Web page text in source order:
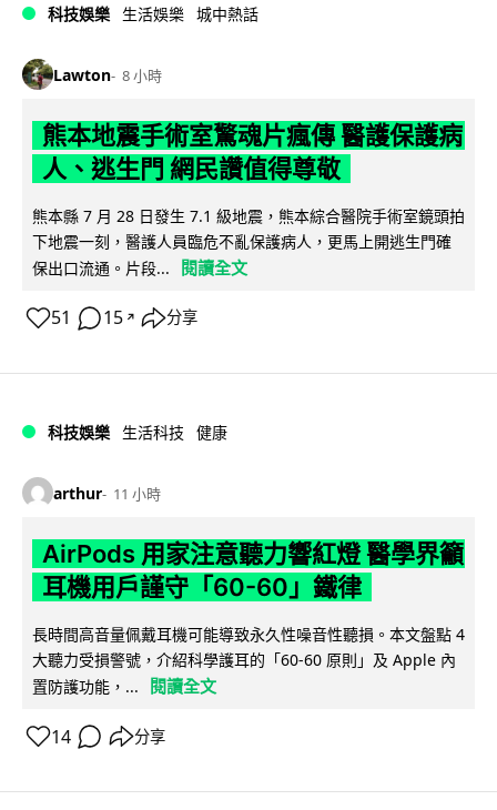
科技娛樂 生活娛樂 城中熱話
Lawton 8 小時
熊本地震手術室驚魂片瘋傳 醫護保護病
人、逃生門 網民讚值得尊敬
熊本縣 7 月 28 日發生 7.1 級地震，熊本綜合醫院手術室鏡頭拍
下地震一刻，醫護人員臨危不亂保護病人，更馬上開逃生門確
保出口流通。片段...
閱讀全文
51 15 ↗ 分享
科技娛樂 生活科技 健康
arthur 11 小時
AirPods 用家注意聽力響紅燈 醫學界籲
耳機用戶謹守「60-60」鐵律
長時間高音量佩戴耳機可能導致永久性噪音性聽損。本文盤點 4
大聽力受損警號，介紹科學護耳的「60-60 原則」及 Apple 內
置防護功能，...
閱讀全文
14 分享